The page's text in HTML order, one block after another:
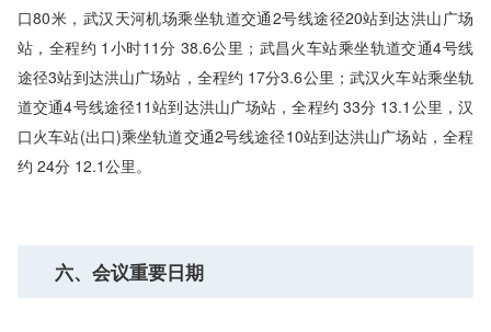
口80米，武汉天河机场乘坐轨道交通2号线途径20站到达洪山广场
站，全程约 1小时11分 38.6公里；武昌火车站乘坐轨道交通4号线
途径3站到达洪山广场站，全程约 17分3.6公里；武汉火车站乘坐轨
道交通4号线途径11站到达洪山广场站，全程约 33分 13.1公里，汉
口火车站(出口)乘坐轨道交通2号线途径10站到达洪山广场站，全程
约 24分 12.1公里。
六、会议重要日期